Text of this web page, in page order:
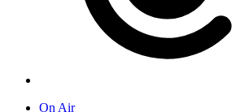
On Air